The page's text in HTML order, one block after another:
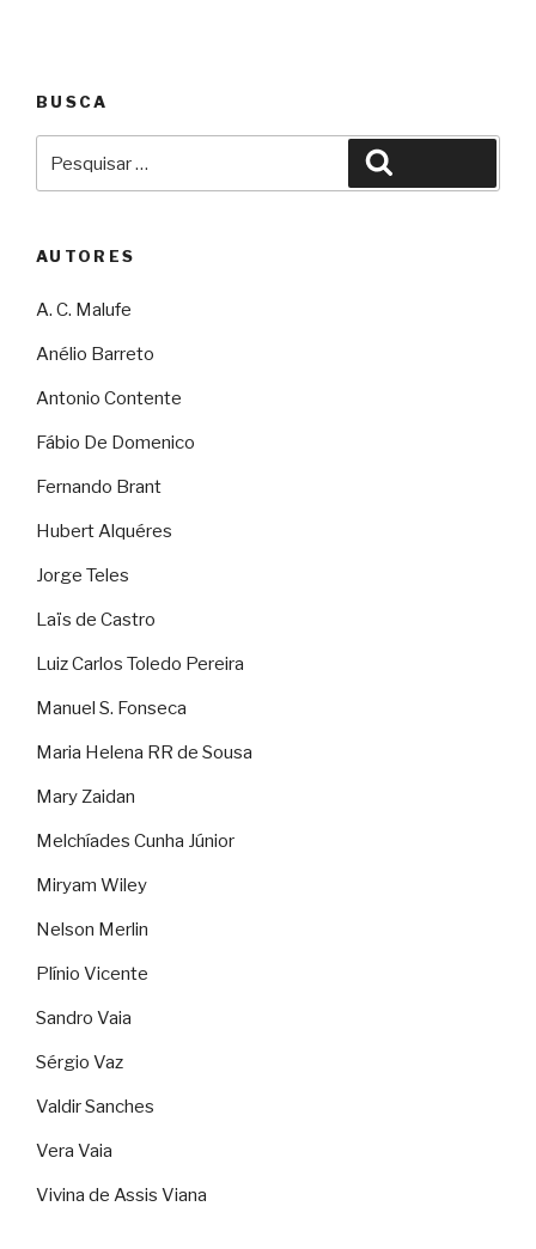
BUSCA
por:
AUTORES
A. C. Malufe
Anélio Barreto
Antonio Contente
Fábio De Domenico
Fernando Brant
Hubert Alquéres
Jorge Teles
Laïs de Castro
Luiz Carlos Toledo Pereira
Manuel S. Fonseca
Maria Helena RR de Sousa
Mary Zaidan
Melchíades Cunha Júnior
Miryam Wiley
Nelson Merlin
Plínio Vicente
Sandro Vaia
Sérgio Vaz
Valdir Sanches
Vera Vaia
Vivina de Assis Viana